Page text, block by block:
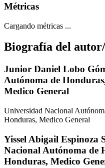
Métricas
Cargando métricas ...
Biografía del
Junior Daniel Lobo
Autónoma de
Medico General
Universidad Nacional
Honduras, Medico General
Yissel Abigail Espinoza
Nacional Autónoma de
Honduras, Medico